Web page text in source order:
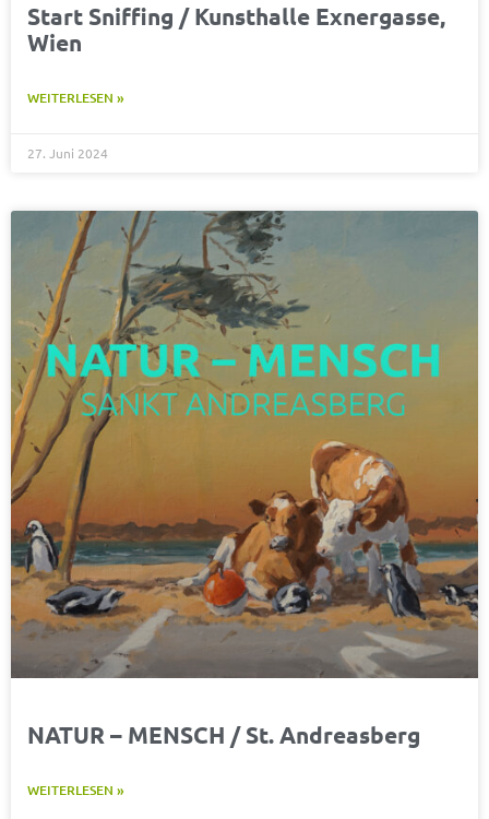
Start Sniffing / Kunsthalle Exnergasse,
Wien
WEITERLESEN »
27. Juni 2024
NATUR – MENSCH / St. Andreasberg
WEITERLESEN »